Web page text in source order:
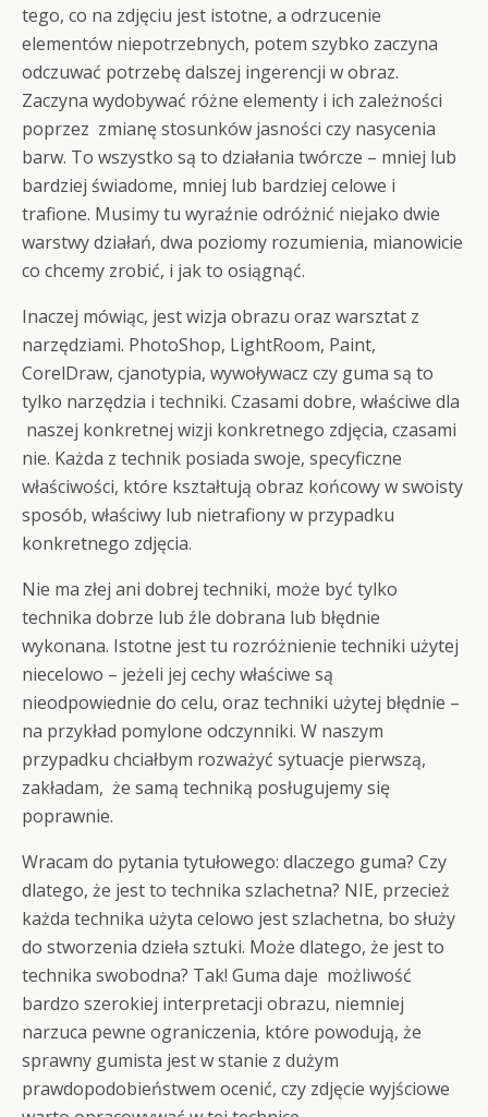
tego, co na zdjęciu jest istotne, a odrzucenie
elementów niepotrzebnych, potem szybko zaczyna
odczuwać potrzebę dalszej ingerencji w obraz.
Zaczyna wydobywać różne elementy i ich zależności
poprzez zmianę stosunków jasności czy nasycenia
barw. To wszystko są to działania twórcze – mniej lub
bardziej świadome, mniej lub bardziej celowe i
trafione. Musimy tu wyraźnie odróżnić niejako dwie
warstwy działań, dwa poziomy rozumienia, mianowicie
co chcemy zrobić, i jak to osiągnąć.
Inaczej mówiąc, jest wizja obrazu oraz warsztat z
narzędziami. PhotoShop, LightRoom, Paint,
CorelDraw, cjanotypia, wywoływacz czy guma są to
tylko narzędzia i techniki. Czasami dobre, właściwe dla
naszej konkretnej wizji konkretnego zdjęcia, czasami
nie. Każda z technik posiada swoje, specyficzne
właściwości, które kształtują obraz końcowy w swoisty
sposób, właściwy lub nietrafiony w przypadku
konkretnego zdjęcia.
Nie ma złej ani dobrej techniki, może być tylko
technika dobrze lub źle dobrana lub błędnie
wykonana. Istotne jest tu rozróżnienie techniki użytej
niecelowo – jeżeli jej cechy właściwe są
nieodpowiednie do celu, oraz techniki użytej błędnie –
na przykład pomylone odczynniki. W naszym
przypadku chciałbym rozważyć sytuacje pierwszą,
zakładam, że samą techniką posługujemy się
poprawnie.
Wracam do pytania tytułowego: dlaczego guma? Czy
dlatego, że jest to technika szlachetna? NIE, przecież
każda technika użyta celowo jest szlachetna, bo służy
do stworzenia dzieła sztuki. Może dlatego, że jest to
technika swobodna? Tak! Guma daje możliwość
bardzo szerokiej interpretacji obrazu, niemniej
narzuca pewne ograniczenia, które powodują, że
sprawny gumista jest w stanie z dużym
prawdopodobieństwem ocenić, czy zdjęcie wyjściowe